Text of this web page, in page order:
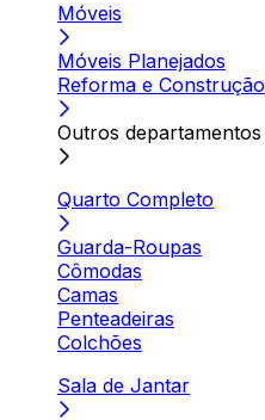
Móveis
Móveis Planejados
Reforma e Construção
Outros departamentos
Quarto Completo
Guarda-Roupas
Cômodas
Camas
Penteadeiras
Colchões
Sala de Jantar